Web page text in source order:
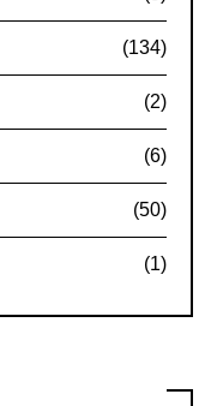
(134)
(2)
(6)
(50)
(1)